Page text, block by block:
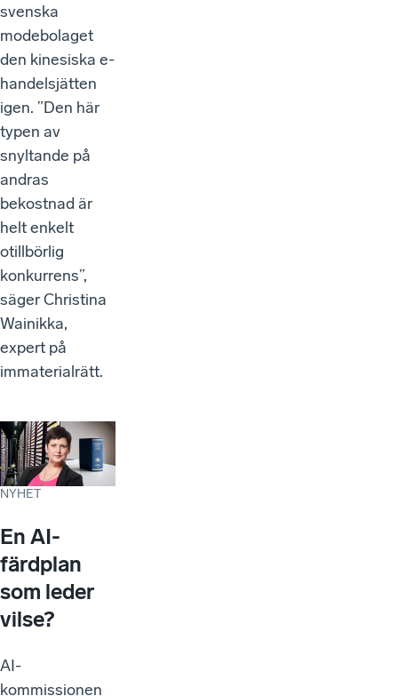
svenska
modebolaget
den kinesiska e-
handelsjätten
igen. ”Den här
typen av
snyltande på
andras
bekostnad är
helt enkelt
otillbörlig
konkurrens”,
säger Christina
Wainikka,
expert på
immaterialrätt.
NYHET
En AI-
färdplan
som leder
vilse?
AI-
kommissionen